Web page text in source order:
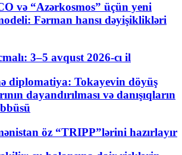
və “Azərkosmos” üçün yeni
Fərman hansı dəyişiklikləri
3–5 avqust 2026-cı il
diplomatiya: Tokayevin döyüş
dayandırılması və danışıqların
öz “TRIPP”lərini hazırlayır